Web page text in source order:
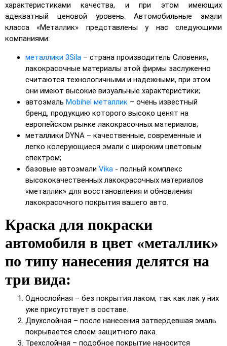
характеристиками качества, и при этом имеющих
адекватный ценовой уровень. Автомобильные эмали
класса «Металлик» представлены у нас следующими
компаниями:
металлики 3Sila – страна производитель Словения,
лакокрасочные материалы этой фирмы заслуженно
считаются технологичными и надежными, при этом
они имеют высокие визуальные характеристики;
автоэмаль Mobihel металлик – очень известный
бренд, продукцию которого высоко ценят на
европейском рынке лакокрасочных материалов;
металлики DYNA – качественные, современные и
легко колерующиеся эмали с широким цветовым
спектром;
базовые автоэмали Vika - полный комплекс
высококачественных лакокрасочных материалов
«металлик» для восстановления и обновления
лакокрасочного покрытия вашего авто.
Краска для покраски
автомобиля в цвет «металлик»
по типу нанесения делятся на
три вида:
Однослойная – без покрытия лаком, так как лак у них
уже присутствует в составе.
Двухслойная – после нанесения затвердевшая эмаль
покрывается слоем защитного лака.
Трехслойная – подобное покрытие наносится